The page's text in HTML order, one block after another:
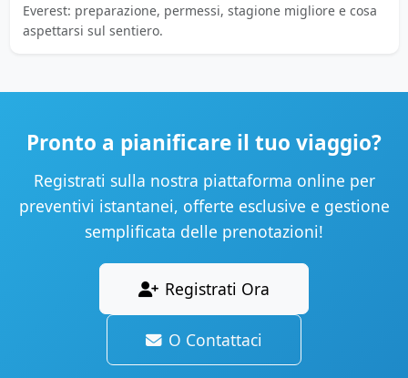
Everest: preparazione, permessi, stagione migliore e cosa
aspettarsi sul sentiero.
Pronto a pianificare il tuo viaggio?
Registrati sulla nostra piattaforma online per
preventivi istantanei, offerte esclusive e gestione
semplificata delle prenotazioni!
Registrati Ora
O Contattaci